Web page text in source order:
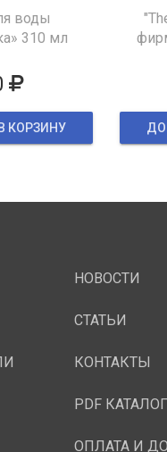
воды
310 мл
КОРЗИНУ
НОВОСТИ
СТАТЬИ
КОНТАКТЫ
PDF
ОПЛАТА И